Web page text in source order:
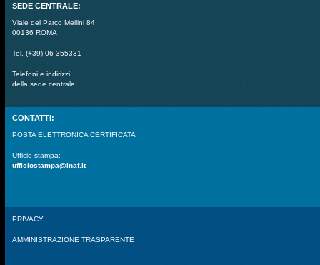
SEDE CENTRALE:
Viale del Parco Mellini 84
00136 ROMA
Tel. (+39) 06 355331
Telefoni e indirizzi
della sede centrale
CONTATTI:
POSTA ELETTRONICA CERTIFICATA
Ufficio stampa:
ufficiostampa@inaf.it
PRIVACY
AMMINISTRAZIONE TRASPARENTE